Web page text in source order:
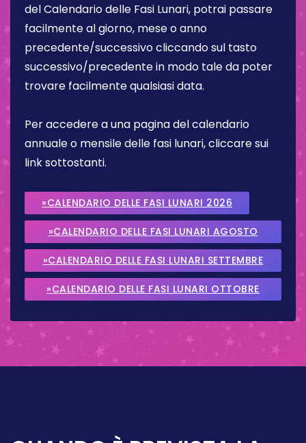
del Calendario delle Fasi Lunari, potrai passare
facilmente al giorno, mese o anno
precedente/successivo cliccando sul tasto
successivo/precedente in modo tale da poter
trovare facilmente qualsiasi data.
Per accedere a una pagina del calendario
annuale o mensile delle fasi lunari, cliccare sui
link sottostanti.
»CALENDARIO DELLE FASI LUNARI 2026
»CALENDARIO DELLE FASI LUNARI AGOSTO
2026
»CALENDARIO DELLE FASI LUNARI SETTEMBRE
2026
»CALENDARIO DELLE FASI LUNARI OTTOBRE